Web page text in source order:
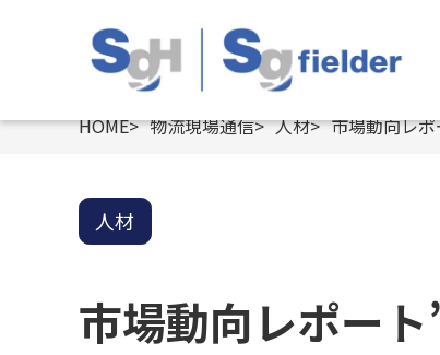
HOME 物流現場通信 人材 市場動向レ
人材
市場動向レポー